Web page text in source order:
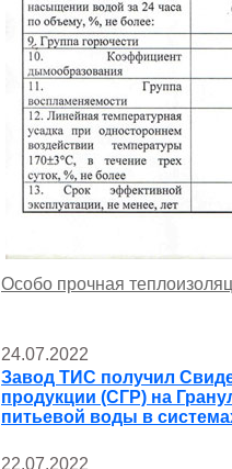
Особо прочная
24.07.2022
Завод ТИС получил
продукции (СГР) на
питьевой воды в
22.07.2022